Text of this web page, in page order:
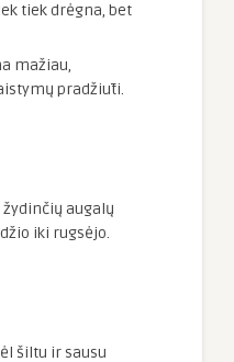
tiek drėgna, bet
mažiau,
pradžiūti.
žydinčių augalų
iki rugsėjo.
šiltu ir sausu